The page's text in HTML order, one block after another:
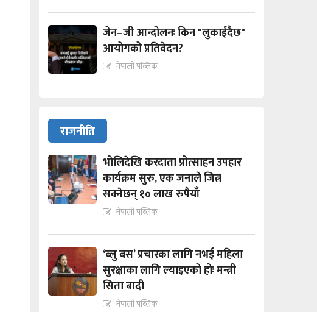
जेन–जी आन्दोलनः किन "लुकाईदैछ"
आयोगको प्रतिवेदन?
नेपाली पब्लिक
राजनीति
भोलिदेखि करदाता प्रोत्साहन उपहार
कार्यक्रम सुरु, एक जनाले जित्न
सक्नेछन् १० लाख रुपैयाँ
नेपाली पब्लिक
‘ब्लु बस’ प्रचारका लागि नभई महिला
सुरक्षाका लागि ल्याइएको होः मन्त्री
सिता बादी
नेपाली पब्लिक